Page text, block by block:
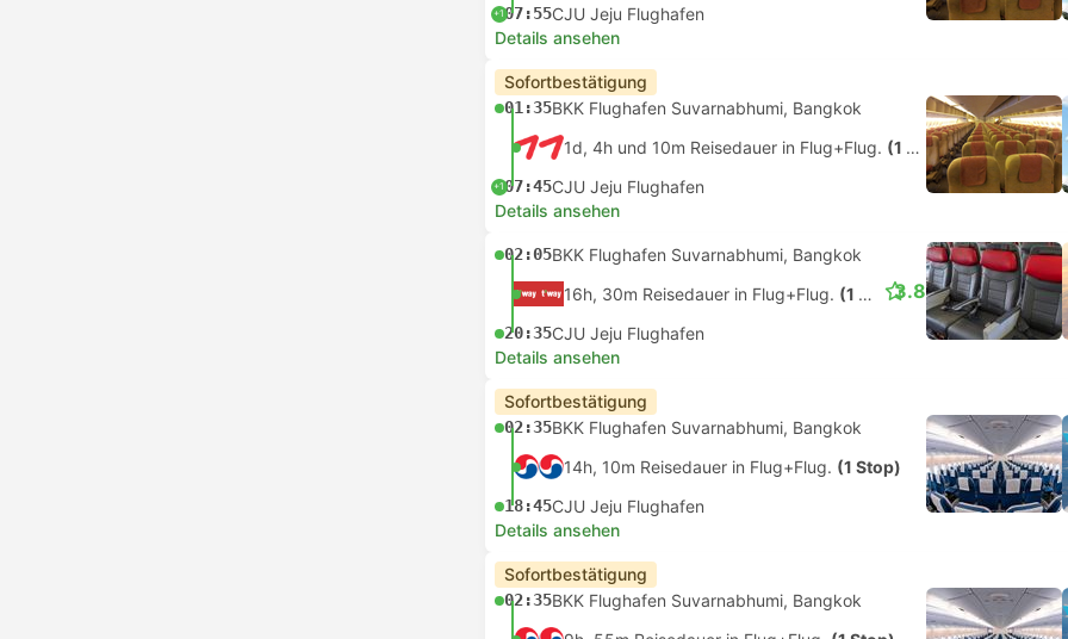
+107:55CJU Jeju Flughafen
Details ansehen
Sofortbestätigung
01:35BKK Flughafen Suvarnabhumi, Bangkok
1d, 4h und 10m Reisedauer in Flug+Flug. (1 Stop)
+107:45CJU Jeju Flughafen
Details ansehen
02:05BKK Flughafen Suvarnabhumi, Bangkok
16h, 30m Reisedauer in Flug+Flug. (1 Stop)
20:35CJU Jeju Flughafen
3.8
Details ansehen
Sofortbestätigung
02:35BKK Flughafen Suvarnabhumi, Bangkok
14h, 10m Reisedauer in Flug+Flug. (1 Stop)
18:45CJU Jeju Flughafen
Details ansehen
Sofortbestätigung
02:35BKK Flughafen Suvarnabhumi, Bangkok